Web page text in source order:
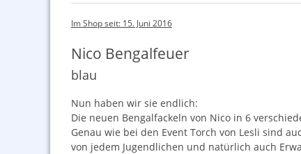
Im Shop seit: 15. Juni 2016
Nico Bengalfeuer
blau
Nun haben wir sie endlich:
Die neuen Bengalfackeln von Nico in 6
Genau wie bei den Event Torch von Lesli sind
von jedem Jugendlichen und natürlich auch